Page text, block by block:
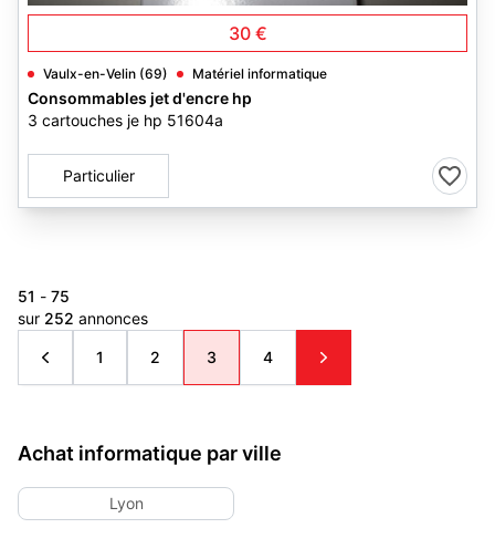
30 €
Vaulx-en-Velin (69) Matériel informatique
Consommables jet d'encre hp
3 cartouches je hp 51604a
Particulier
51 - 75
sur 252 annonces
1 2 3 4
Achat informatique par ville
Lyon